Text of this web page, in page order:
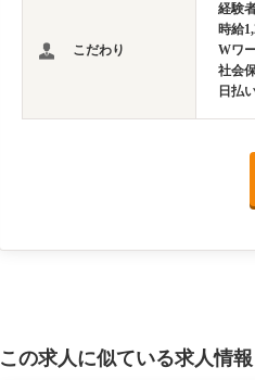
こだわり
経験
時給
Wワ
社会
日払
この求人に似ている求人情報